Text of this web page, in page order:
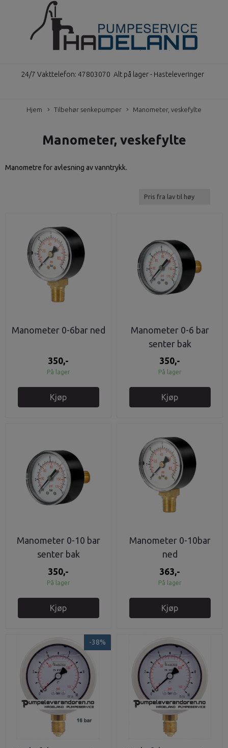
24/7 Vakttelefon: 47803070 Alt på lager - Hasteleveringer
Hjem Tilbehør senkepumper Manometer, veskefylte
Manometer, veskefylte
Manometre for avlesning av vanntrykk.
Manometer 0-6bar ned
350,-
På lager
Kjøp
Manometer 0-6 bar
senter bak
350,-
På lager
Kjøp
Manometer 0-10 bar
senter bak
350,-
På lager
Kjøp
Manometer 0-10bar
ned
363,-
På lager
Kjøp
-38%